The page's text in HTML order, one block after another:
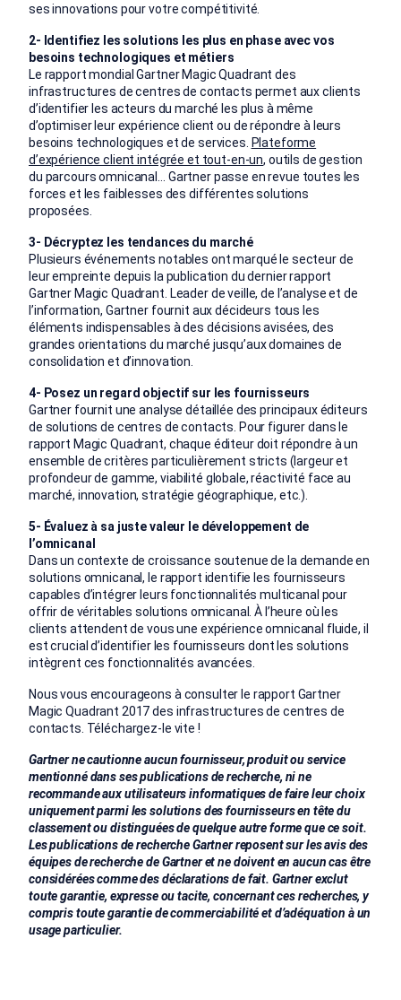
ses innovations pour votre compétitivité.
2- Identifiez les solutions les plus en phase avec vos
besoins technologiques et métiers
Le rapport mondial Gartner Magic Quadrant des
infrastructures de centres de contacts permet aux clients
d’identifier les acteurs du marché les plus à même
d’optimiser leur expérience client ou de répondre à leurs
besoins technologiques et de services. Plateforme
d’expérience client intégrée et tout-en-un, outils de gestion
du parcours omnicanal… Gartner passe en revue toutes les
forces et les faiblesses des différentes solutions
proposées.
3- Décryptez les tendances du marché
Plusieurs événements notables ont marqué le secteur de
leur empreinte depuis la publication du dernier rapport
Gartner Magic Quadrant. Leader de veille, de l’analyse et de
l’information, Gartner fournit aux décideurs tous les
éléments indispensables à des décisions avisées, des
grandes orientations du marché jusqu’aux domaines de
consolidation et d’innovation.
4- Posez un regard objectif sur les fournisseurs
Gartner fournit une analyse détaillée des principaux éditeurs
de solutions de centres de contacts. Pour figurer dans le
rapport Magic Quadrant, chaque éditeur doit répondre à un
ensemble de critères particulièrement stricts (largeur et
profondeur de gamme, viabilité globale, réactivité face au
marché, innovation, stratégie géographique, etc.).
5- Évaluez à sa juste valeur le développement de
l’omnicanal
Dans un contexte de croissance soutenue de la demande en
solutions omnicanal, le rapport identifie les fournisseurs
capables d’intégrer leurs fonctionnalités multicanal pour
offrir de véritables solutions omnicanal. À l’heure où les
clients attendent de vous une expérience omnicanal fluide, il
est crucial d’identifier les fournisseurs dont les solutions
intègrent ces fonctionnalités avancées.
Nous vous encourageons à consulter le rapport Gartner
Magic Quadrant 2017 des infrastructures de centres de
contacts. Téléchargez-le vite !
Gartner ne cautionne aucun fournisseur, produit ou service
mentionné dans ses publications de recherche, ni ne
recommande aux utilisateurs informatiques de faire leur choix
uniquement parmi les solutions des fournisseurs en tête du
classement ou distinguées de quelque autre forme que ce soit.
Les publications de recherche Gartner reposent sur les avis des
équipes de recherche de Gartner et ne doivent en aucun cas être
considérées comme des déclarations de fait. Gartner exclut
toute garantie, expresse ou tacite, concernant ces recherches, y
compris toute garantie de commerciabilité et d’adéquation à un
usage particulier.